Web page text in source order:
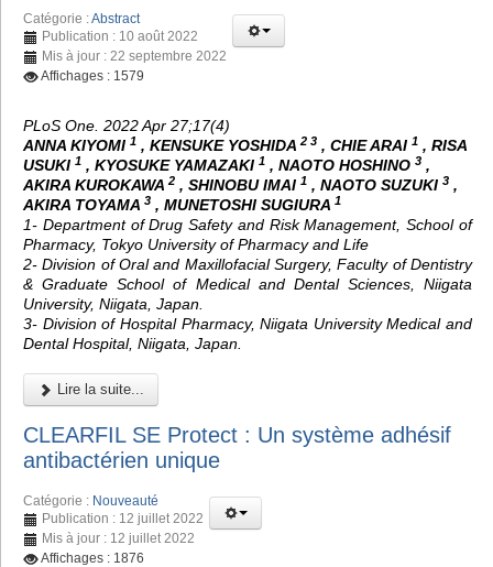
Catégorie :Abstract
Publication : 10 août 2022
Mis à jour : 22 septembre 2022
Affichages : 1579
PLoS One. 2022 Apr 27;17(4)
ANNA KIYOMI 1 , KENSUKE YOSHIDA 2 3 , CHIE ARAI 1 , RISA
USUKI 1 , KYOSUKE YAMAZAKI 1 , NAOTO HOSHINO 3 ,
AKIRA KUROKAWA 2 , SHINOBU IMAI 1 , NAOTO SUZUKI 3 ,
AKIRA TOYAMA 3 , MUNETOSHI SUGIURA 1
1- Department of Drug Safety and Risk Management, School of
Pharmacy, Tokyo University of Pharmacy and Life
2- Division of Oral and Maxillofacial Surgery, Faculty of Dentistry
& Graduate School of Medical and Dental Sciences, Niigata
University, Niigata, Japan.
3- Division of Hospital Pharmacy, Niigata University Medical and
Dental Hospital, Niigata, Japan.
Lire la suite...
CLEARFIL SE Protect : Un système adhésif
antibactérien unique
Catégorie : Nouveauté
Publication : 12 juillet 2022
Mis à jour : 12 juillet 2022
Affichages : 1876